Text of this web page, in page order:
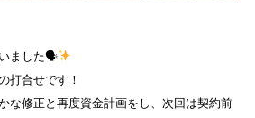
ました🗣
打合せです！
な修正と再度資金計画をし、次回は契約前